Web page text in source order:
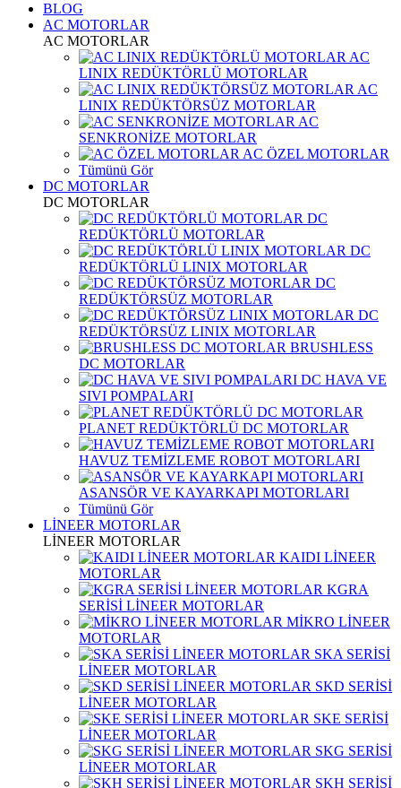
BLOG
AC MOTORLAR
AC MOTORLAR
AC
LINIX REDÜKTÖRLÜ MOTORLAR
AC
LINIX REDÜKTÖRSÜZ MOTORLAR
AC
SENKRONİZE MOTORLAR
AC ÖZEL MOTORLAR
Tümünü Gör
DC MOTORLAR
DC MOTORLAR
DC
REDÜKTÖRLÜ MOTORLAR
DC
REDÜKTÖRLÜ LINIX MOTORLAR
DC
REDÜKTÖRSÜZ MOTORLAR
DC
REDÜKTÖRSÜZ LINIX MOTORLAR
BRUSHLESS
DC MOTORLAR
DC HAVA VE
SIVI POMPALARI
PLANET REDÜKTÖRLÜ DC MOTORLAR
HAVUZ TEMİZLEME ROBOT MOTORLARI
ASANSÖR VE KAYARKAPI MOTORLARI
Tümünü Gör
LİNEER MOTORLAR
LİNEER MOTORLAR
KAIDI LİNEER
MOTORLAR
KGRA
SERİSİ LİNEER MOTORLAR
MİKRO LİNEER
MOTORLAR
SKA SERİSİ
LİNEER MOTORLAR
SKD SERİSİ
LİNEER MOTORLAR
SKE SERİSİ
LİNEER MOTORLAR
SKG SERİSİ
LİNEER MOTORLAR
SKH SERİSİ